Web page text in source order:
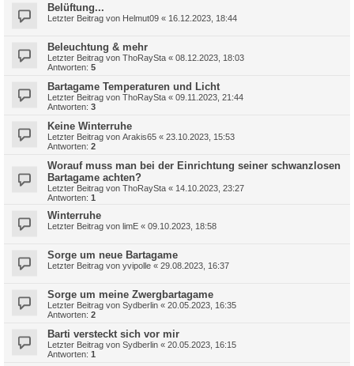
Belüftung...
Letzter Beitrag von Helmut09 « 16.12.2023, 18:44
Beleuchtung & mehr
Letzter Beitrag von ThoRaySta « 08.12.2023, 18:03
Antworten: 5
Bartagame Temperaturen und Licht
Letzter Beitrag von ThoRaySta « 09.11.2023, 21:44
Antworten: 3
Keine Winterruhe
Letzter Beitrag von Arakis65 « 23.10.2023, 15:53
Antworten: 2
Worauf muss man bei der Einrichtung seiner schwanzlosen
Bartagame achten?
Letzter Beitrag von ThoRaySta « 14.10.2023, 23:27
Antworten: 1
Winterruhe
Letzter Beitrag von limE « 09.10.2023, 18:58
Sorge um neue Bartagame
Letzter Beitrag von yvipolle « 29.08.2023, 16:37
Sorge um meine Zwergbartagame
Letzter Beitrag von Sydberlin « 20.05.2023, 16:35
Antworten: 2
Barti versteckt sich vor mir
Letzter Beitrag von Sydberlin « 20.05.2023, 16:15
Antworten: 1